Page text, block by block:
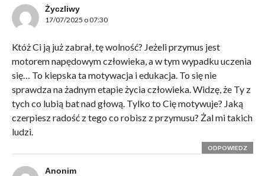
Życzliwy
17/07/2025 o 07:30
Któż Ci ją już zabrał, tę wolność? Jeżeli przymus jest
motorem napędowym człowieka, a w tym wypadku uczenia
się… To kiepska ta motywacja i edukacja. To się nie
sprawdza na żadnym etapie życia człowieka. Widzę, że Ty z
tych co lubią bat nad głową. Tylko to Cię motywuje? Jaką
czerpiesz radość z tego co robisz z przymusu? Żal mi takich
ludzi.
ODPOWIEDZ
Anonim